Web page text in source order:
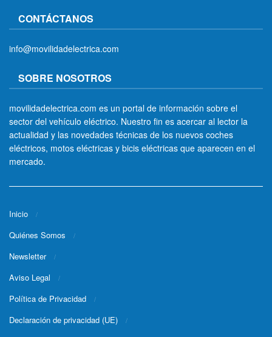
CONTÁCTANOS
info@movilidadelectrica.com
SOBRE NOSOTROS
movilidadelectrica.com es un portal de información sobre el
sector del vehículo eléctrico. Nuestro fin es acercar al lector la
actualidad y las novedades técnicas de los nuevos coches
eléctricos, motos eléctricas y bicis eléctricas que aparecen en el
mercado.
Inicio
Quiénes Somos
Newsletter
Aviso Legal
Política de Privacidad
Declaración de privacidad (UE)